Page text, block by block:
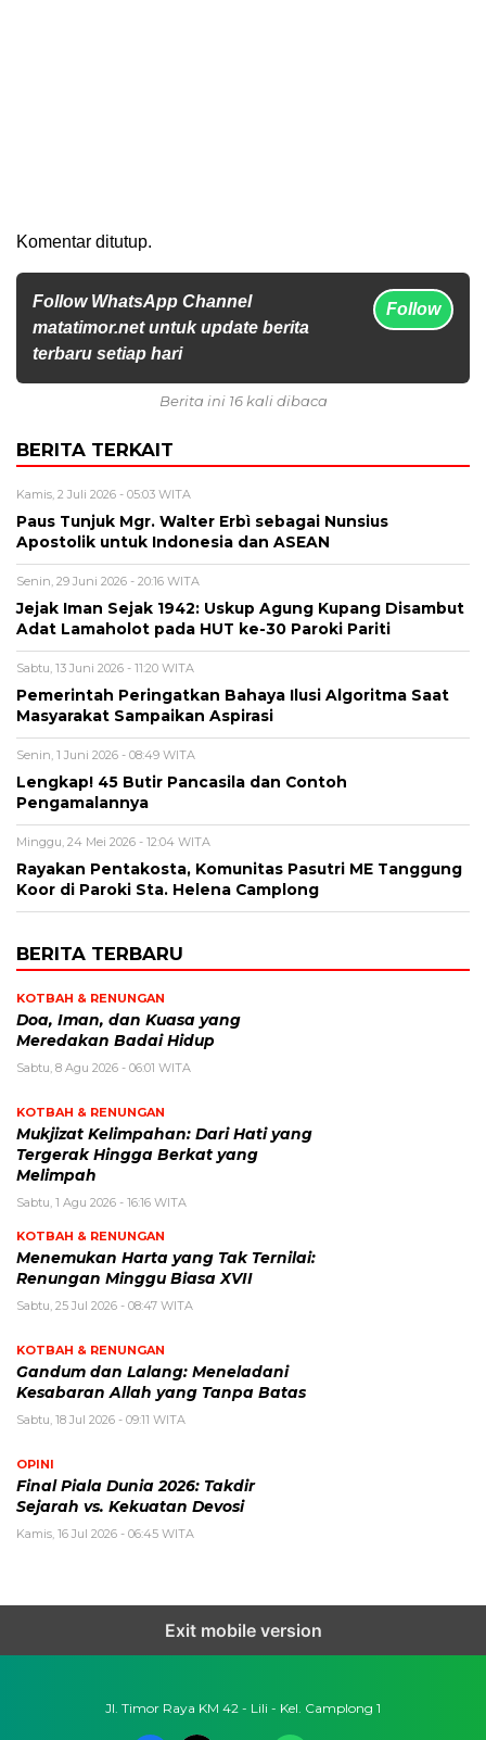
Komentar ditutup.
Follow WhatsApp Channel
matatimor.net untuk update berita
terbaru setiap hari
Follow
Berita ini 16 kali dibaca
BERITA TERKAIT
Kamis, 2 Juli 2026 - 05:03 WITA
Paus Tunjuk Mgr. Walter Erbì sebagai Nunsius
Apostolik untuk Indonesia dan ASEAN
Senin, 29 Juni 2026 - 20:16 WITA
Jejak Iman Sejak 1942: Uskup Agung Kupang Disambut
Adat Lamaholot pada HUT ke-30 Paroki Pariti
Sabtu, 13 Juni 2026 - 11:20 WITA
Pemerintah Peringatkan Bahaya Ilusi Algoritma Saat
Masyarakat Sampaikan Aspirasi
Senin, 1 Juni 2026 - 08:49 WITA
Lengkap! 45 Butir Pancasila dan Contoh
Pengamalannya
Minggu, 24 Mei 2026 - 12:04 WITA
Rayakan Pentakosta, Komunitas Pasutri ME Tanggung
Koor di Paroki Sta. Helena Camplong
BERITA TERBARU
KOTBAH & RENUNGAN
​Doa, Iman, dan Kuasa yang
Meredakan Badai Hidup
Sabtu, 8 Agu 2026 - 06:01 WITA
KOTBAH & RENUNGAN
Mukjizat Kelimpahan: Dari Hati yang
Tergerak Hingga Berkat yang
Melimpah
Sabtu, 1 Agu 2026 - 16:16 WITA
KOTBAH & RENUNGAN
Menemukan Harta yang Tak Ternilai:
Renungan Minggu Biasa XVII
Sabtu, 25 Jul 2026 - 08:47 WITA
KOTBAH & RENUNGAN
Gandum dan Lalang: Meneladani
Kesabaran Allah yang Tanpa Batas
Sabtu, 18 Jul 2026 - 09:11 WITA
OPINI
Final Piala Dunia 2026: Takdir
Sejarah vs. Kekuatan Devosi
Kamis, 16 Jul 2026 - 06:45 WITA
Exit mobile version
Jl. Timor Raya KM 42 - Lili - Kel. Camplong 1